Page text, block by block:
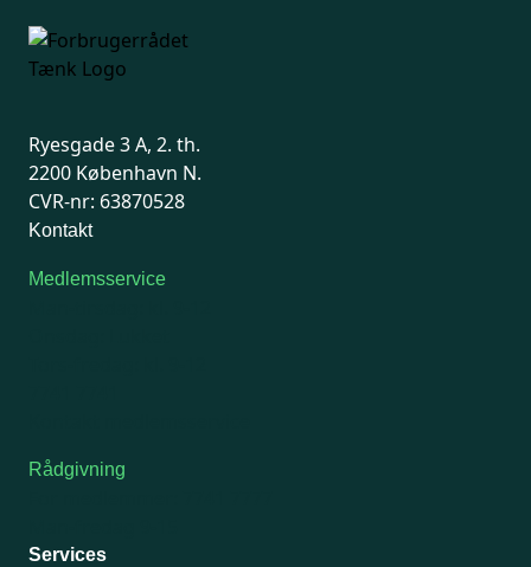
Ryesgade 3 A, 2. th.
2200 København N.
CVR-nr: 63870528
Kontakt
Medlemsservice
Rådgivning
Services